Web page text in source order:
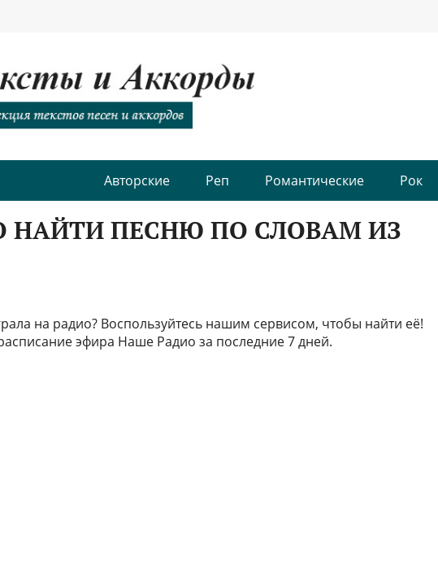
Авторские Реп Романтические Рок
НАЙТИ ПЕСНЮ ПО СЛОВАМ ИЗ
на радио? Воспользуйтесь нашим сервисом, чтобы найти её!
эфира Наше Радио за последние 7 дней.